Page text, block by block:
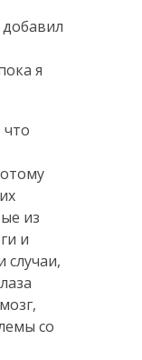
я
что
из
и
со